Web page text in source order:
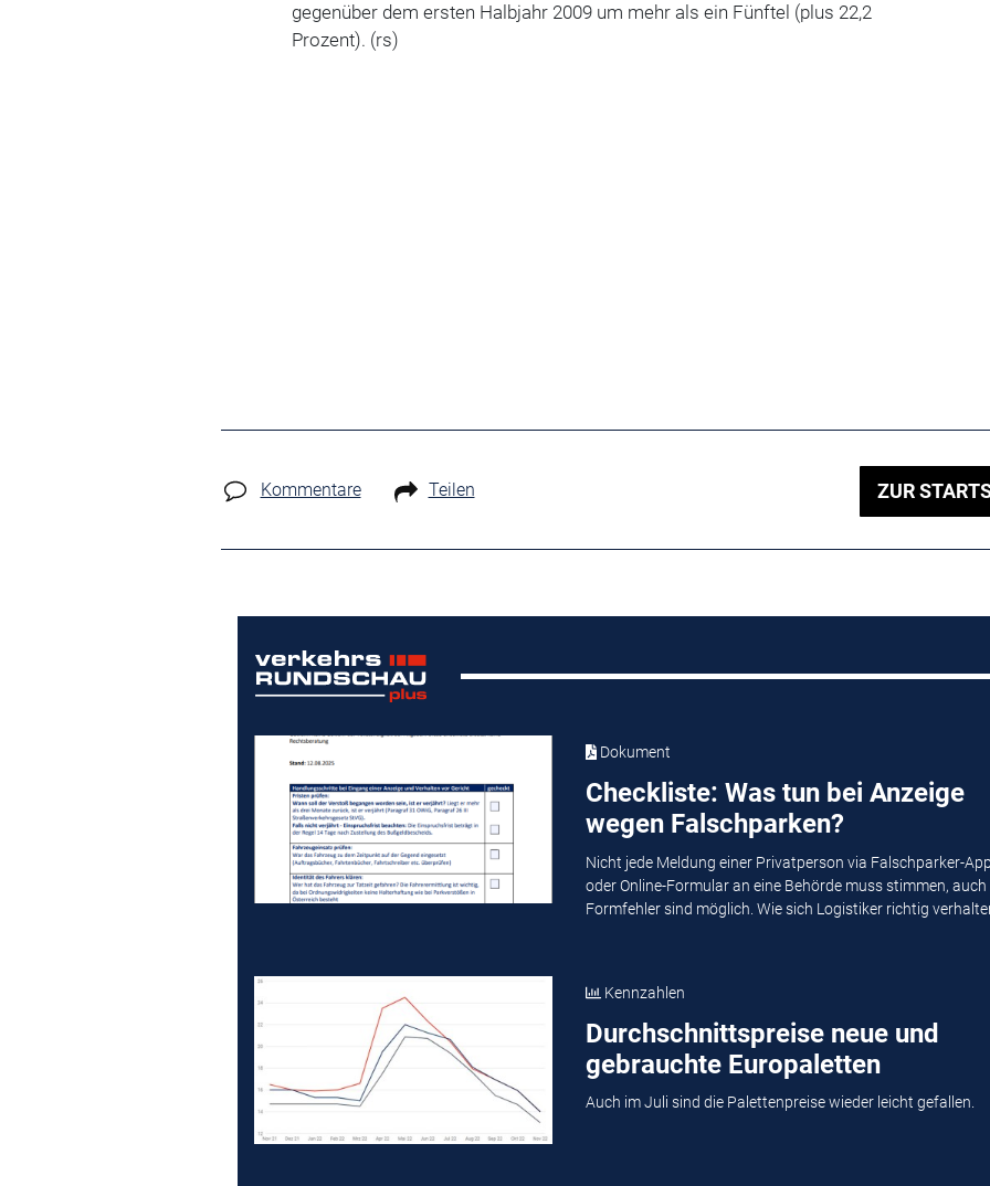
gegenüber dem ersten Halbjahr 2009 um mehr als ein Fünftel (plus 22,2
Prozent). (rs)
Kommentare Teilen ZUR
Dokument
Checkliste: Was tun bei Anzeige
wegen Falschparken?
Nicht jede Meldung einer Privatperson via Falschparker-
oder Online-Formular an eine Behörde muss stimmen, auch
Formfehler sind möglich. Wie sich Logistiker richtig
Kennzahlen
Durchschnittspreise neue und
gebrauchte Europaletten
Auch im Juli sind die Palettenpreise wieder leicht gefallen.